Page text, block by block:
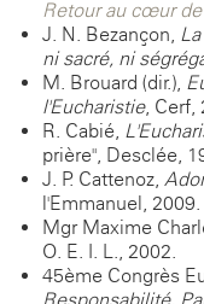
Retour au cœur de
J. N. Bezançon,
ni sacré, ni
M. Brouard (dir.),
l'Eucharistie, Cerf,
R. Cabié,
prière", Desclée,
J. P. Cattenoz,
l'Emmanuel, 2009.
Mgr Maxime
O. E. I. L., 2002.
45ème Congrès